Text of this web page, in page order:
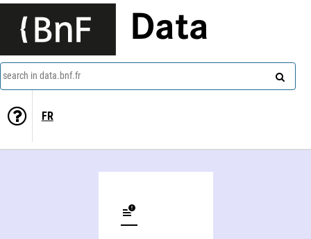
Data
search in data.bnf.fr
FR